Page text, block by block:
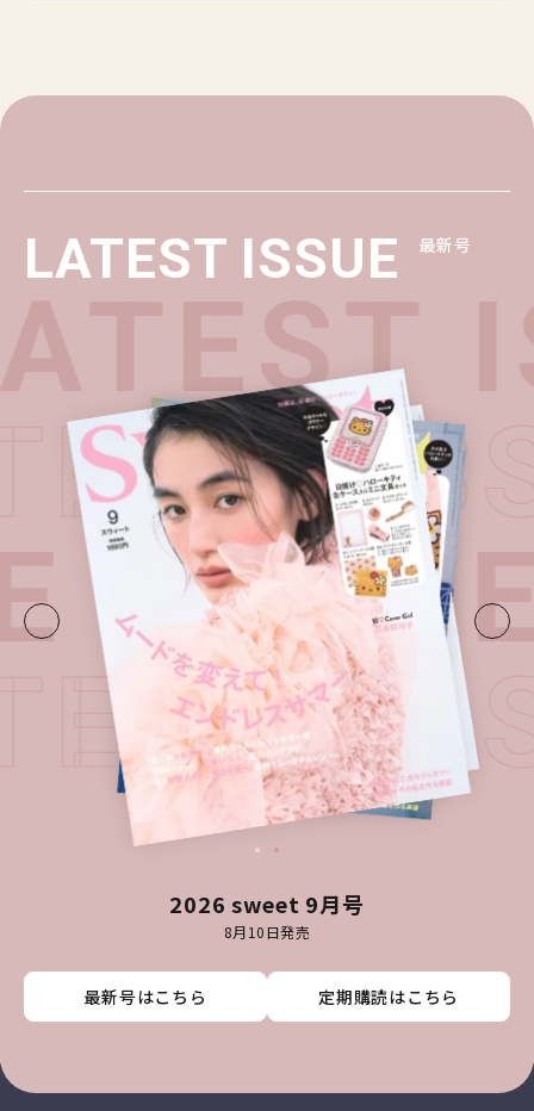
LATEST ISSUE 最新号
2026 sweet 9月号
8月10日発売
最新号はこちら 定期購読はこちら
最新号はこちら 定期購読はこちら
最新号はこちら 定期購読はこちら
最新号はこちら 定期購読はこちら